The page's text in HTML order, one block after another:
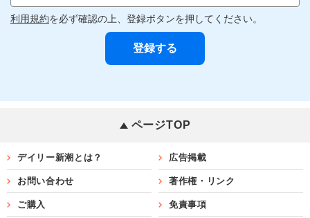
利用規約を必ず確認の上、登録ボタンを押してください。
ページTOP
デイリー新潮とは？ 広告掲載
お問い合わせ 著作権・リンク
ご購入 免責事項